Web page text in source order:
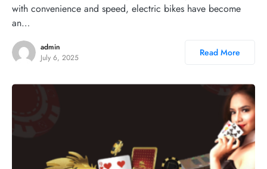
with convenience and speed, electric bikes have become
an…
admin
July 6, 2025
Read More